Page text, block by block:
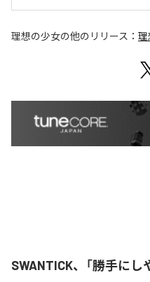
理想の少女の他のリリース： 理
SWANTICK、「勝手に